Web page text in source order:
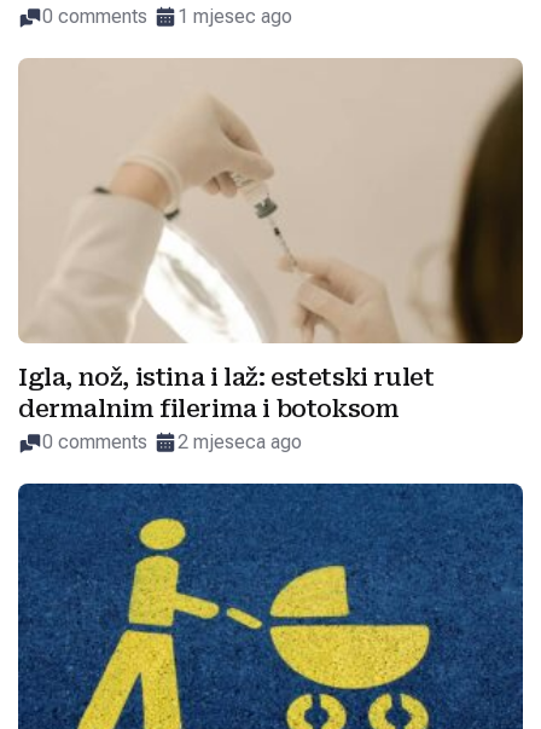
0 comments 1 mjesec ago
Igla, nož, istina i laž: estetski rulet
dermalnim filerima i botoksom
0 comments 2 mjeseca ago